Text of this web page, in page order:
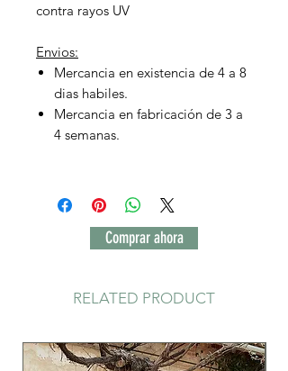
contra rayos UV
Envios:
Mercancia en existencia de 4 a 8
dias habiles.
Mercancia en fabricación de 3 a
4 semanas.
Comprar ahora
RELATED PRODUCT